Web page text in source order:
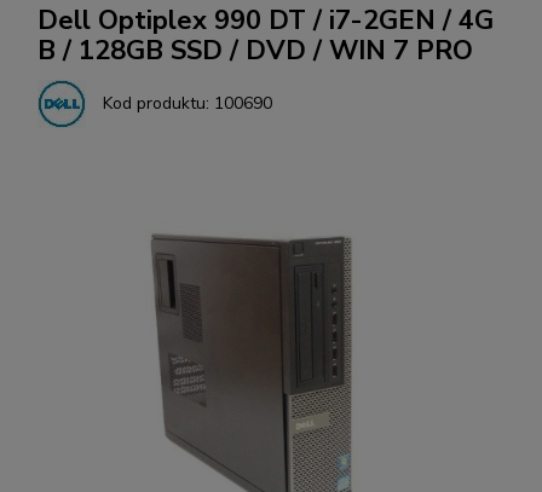
Dell Optiplex 990 DT / i7-2GEN / 4G
B / 128GB SSD / DVD / WIN 7 PRO
Kod produktu: 100690